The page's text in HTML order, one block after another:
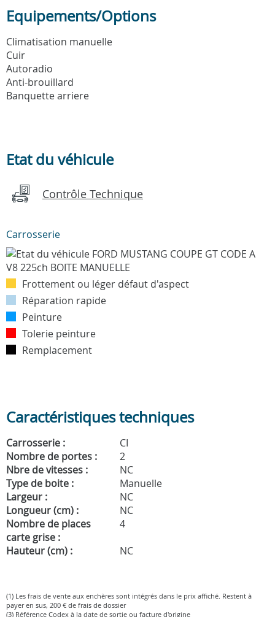
Equipements/Options
Climatisation manuelle
Cuir
Autoradio
Anti-brouillard
Banquette arriere
Etat du véhicule
Contrôle Technique
Carrosserie
Frottement ou léger défaut d'aspect
Réparation rapide
Peinture
Tolerie peinture
Remplacement
Caractéristiques techniques
Carrosserie :
CI
Nombre de portes :
2
Nbre de vitesses :
NC
Type de boite :
Manuelle
Largeur :
NC
Longueur (cm) :
NC
Nombre de places
carte grise :
4
Hauteur (cm) :
NC
(1) Les frais de vente aux enchères sont intégrés dans le prix affiché. Restent à
payer en sus, 200 € de frais de dossier
(3) Référence Codex à la date de sortie ou facture d'origine